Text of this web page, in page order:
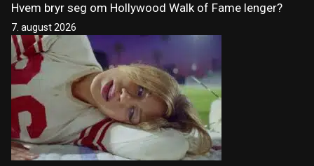
Hvem bryr seg om Hollywood Walk of Fame lenger?
7. august 2026